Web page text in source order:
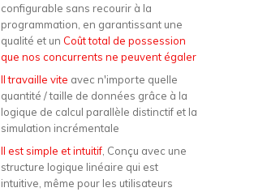
configurable sans recourir à la
programmation, en garantissant une
qualité et un Coût total de possession
que nos concurrents ne peuvent égaler
Il travaille vite avec n'importe quelle
quantité / taille de données grâce à la
logique de calcul parallèle distinctif et la
simulation incrémentale
Il est simple et intuitif, Conçu avec une
structure logique linéaire qui est
intuitive, même pour les utilisateurs